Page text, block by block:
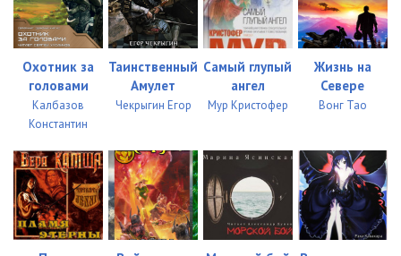
Охотник за
головами
Калбазов
Константин
Таинственный
Амулет
Чекрыгин Егор
Самый глупый
ангел
Мур Кристофер
Жизнь на
Севере
Вонг Тао